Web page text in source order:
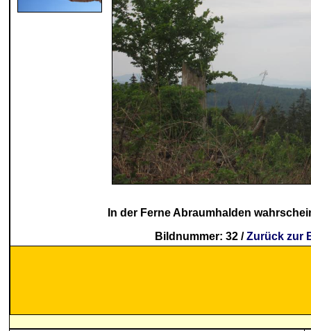
In der Ferne Abraumhalden
Bildnummer: 32 /Zurück zur